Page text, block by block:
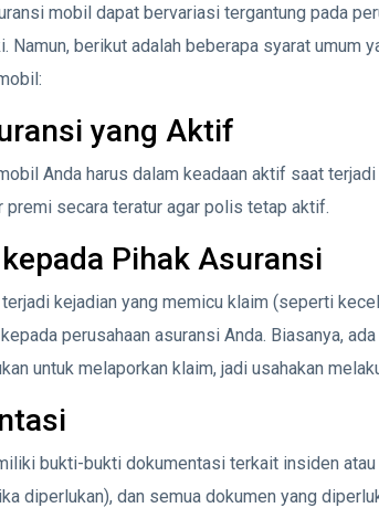
mobil dapat bervariasi tergantung pada
Namun, berikut adalah beberapa syarat umum
yang Aktif
Anda harus dalam keadaan aktif saat
premi secara teratur agar polis tetap aktif.
Pihak Asuransi
kejadian yang memicu klaim (seperti
perusahaan asuransi Anda. Biasanya,
untuk melaporkan klaim, jadi usahakan
bukti-bukti dokumentasi terkait insiden
diperlukan), dan semua dokumen yang